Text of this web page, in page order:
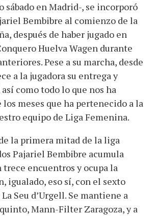
sábado en Madrid-, se incorporó
Bembibre al comienzo de la
después de haber jugado en
Huelva Wagen durante
Pese a su marcha, desde
a la jugadora su entrega y
como todo lo que nos ha
los meses que ha pertenecido a la
equipo de Liga Femenina.
la primera mitad de la liga
Pajariel Bembibre acumula
encuentros y ocupa la
igualado, eso sí, con el sexto
Seu d’Urgell. Se mantiene a
Mann-Filter Zaragoza, y a